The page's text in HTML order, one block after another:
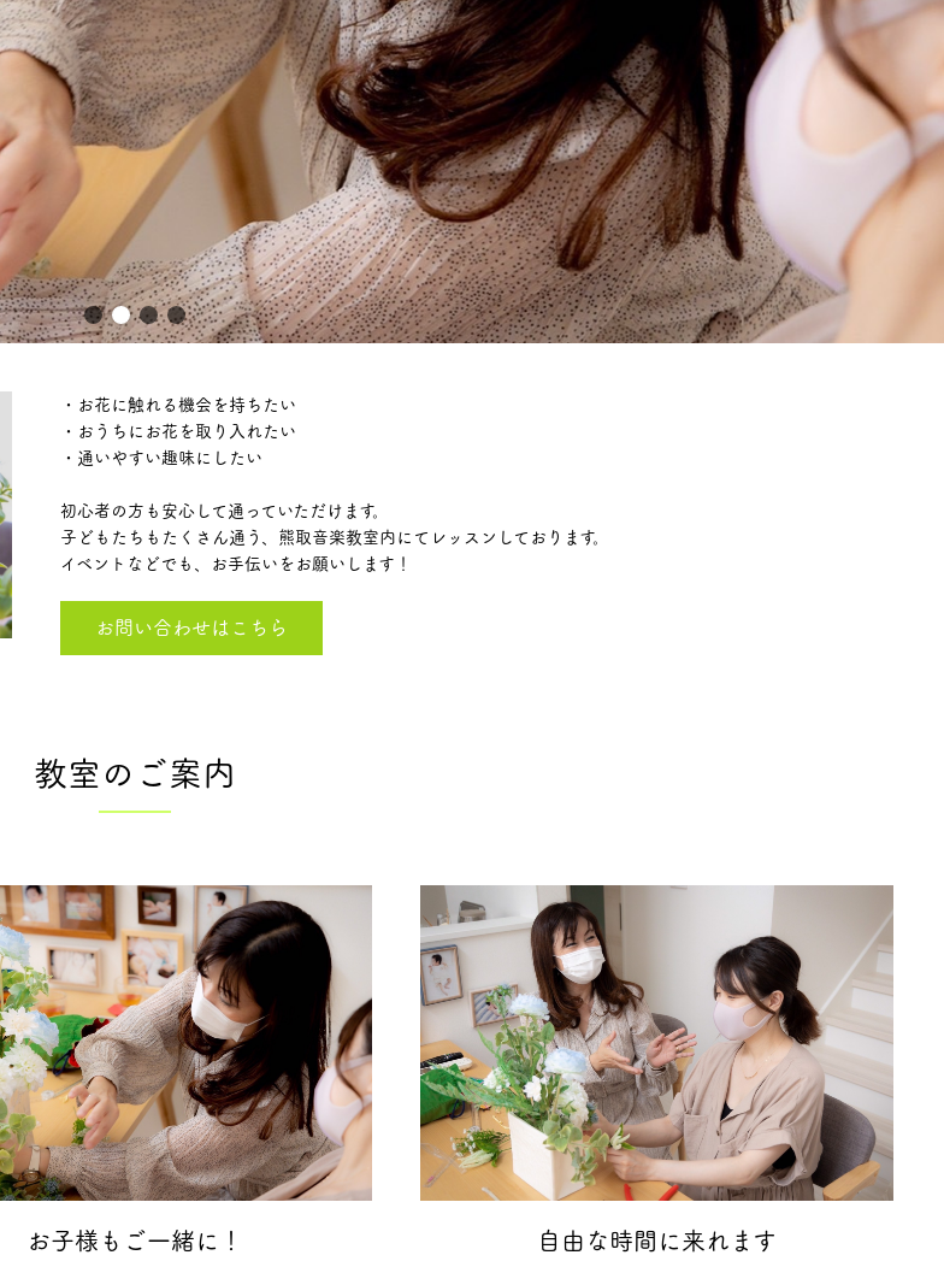
・お花に触れる機会を持ちたい
・おうちにお花を取り入れたい
・通いやすい趣味にしたい
初心者の方も安心して通っていただけます。
子どもたちもたくさん通う、熊取音楽教室内にてレッスンしております。
イベントなどでも、お手伝いをお願いします！
お問い合わせはこちら
教室のご案内
お子様もご一緒に！ 自由な時間に来れます